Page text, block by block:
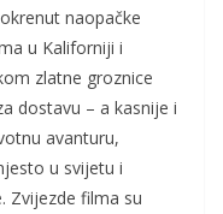
naopačke
u Kaliforniji i
zlatne groznice
dostavu – a kasnije i
avanturu,
u svijetu i
Zvijezde filma su